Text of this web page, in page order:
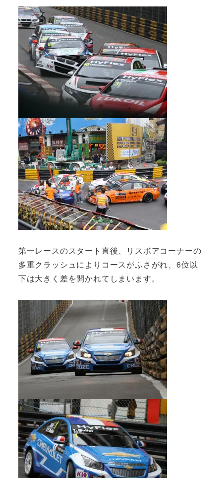
第一レースのスタート直後、リスボアコーナーの
多重クラッシュによりコースがふさがれ、6位以
下は大きく差を開かれてしまいます。